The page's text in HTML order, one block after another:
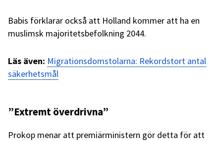
Babis förklarar också att Holland kommer att ha en
muslimsk majoritetsbefolkning 2044.
Läs även: Migrationsdomstolarna: Rekordstort antal
säkerhetsmål
”Extremt överdrivna”
Prokop menar att premiärministern gör detta för att